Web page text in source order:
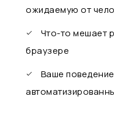
ожидаемую от
Что-то мешает
браузере
Ваше